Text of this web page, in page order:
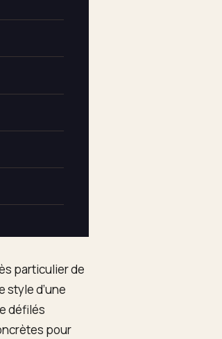
particulier de
style d’une
défilés
pour